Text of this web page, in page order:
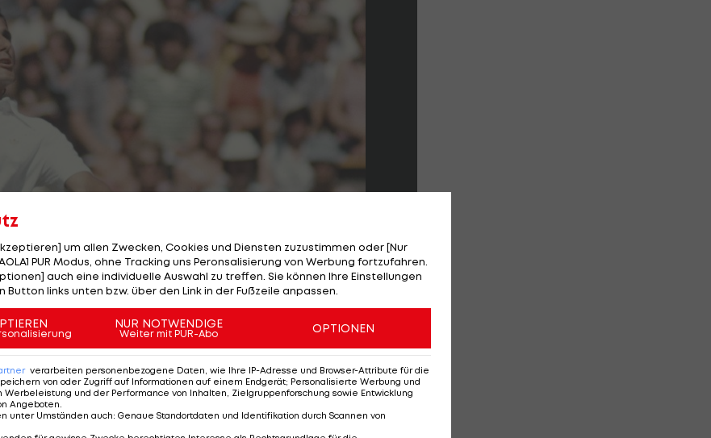
um allen Zwecken, Cookies und Diensten zuzustimmen oder [Nur
PUR Modus, ohne Tracking uns Peronsalisierung von Werbung fortzufahren.
auch eine individuelle Auswahl zu treffen. Sie können Ihre Einstellungen
links unten bzw. über den Link in der Fußzeile anpassen.
NUR NOTWENDIGE
Weiter mit PUR-Abo OPTIONEN
verarbeiten personenbezogene Daten, wie Ihre IP-Adresse und Browser-Attribute für die
von oder Zugriff auf Informationen auf einem Endgerät; Personalisierte Werbung und
Werbeleistung und der Performance von Inhalten, Zielgruppenforschung sowie Entwicklung
Angeboten.
unter Umständen auch: Genaue Standortdaten und Identifikation durch Scannen von